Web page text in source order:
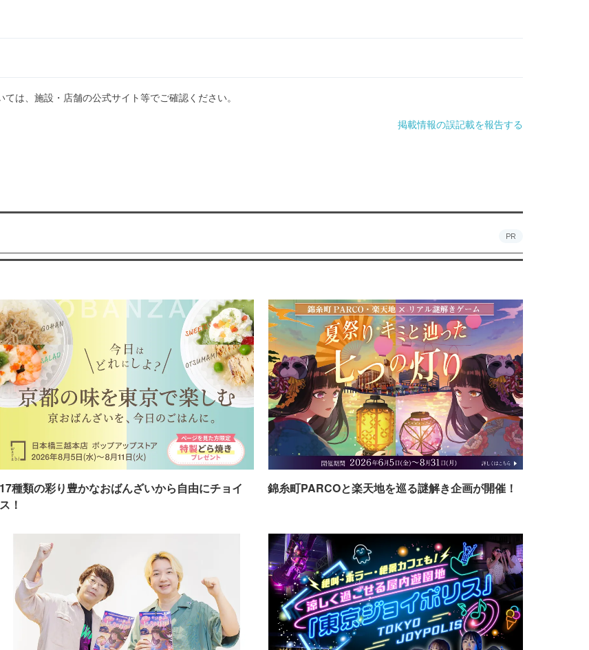
は、施設・店舗の公式サイト等でご確認ください。
掲載情報の誤記載を報告する
PR
17種類の彩り豊かなおばんざいから自由にチョイ
ス！
錦糸町PARCOと楽天地を巡る謎解き企画が開催！